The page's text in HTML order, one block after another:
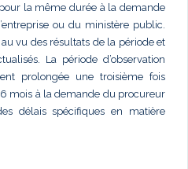
la même durée à la demande
ou du ministère public.
vu des résultats de la période et
La période d’observation
prolongée une troisième fois
mois à la demande du procureur
délais spécifiques en matière